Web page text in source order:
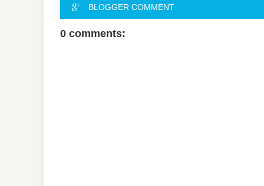
BLOGGER COMMENT
0 comments: